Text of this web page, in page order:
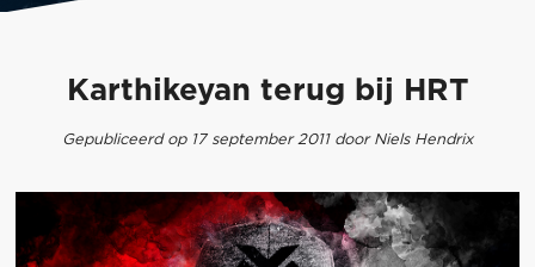
Karthikeyan terug bij HRT
Gepubliceerd op 17 september 2011 door Niels Hendrix